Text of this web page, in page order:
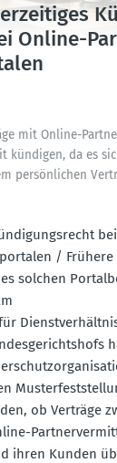
Online-
mit Online-
kündigen, da es
persön­lichen
/
solchen
ob Verträge
ihren Kunden